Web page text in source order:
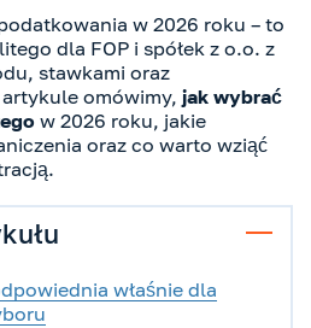
w 2026 roku – to
dla FOP i spółek z o.o. z
stawkami oraz
omówimy, jak wybrać
w 2026 roku, jakie
oraz co warto wziąć
właśnie dla